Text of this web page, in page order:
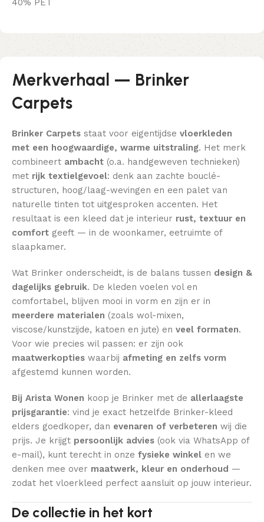
40% PET
Merkverhaal — Brinker
Carpets
Brinker Carpets staat voor eigentijdse vloerkleden
met een hoogwaardige, warme uitstraling. Het merk
combineert ambacht (o.a. handgeweven technieken)
met rijk textielgevoel: denk aan zachte bouclé-
structuren, hoog/laag-wevingen en een palet van
naturelle tinten tot uitgesproken accenten. Het
resultaat is een kleed dat je interieur rust, textuur en
comfort geeft — in de woonkamer, eetruimte of
slaapkamer.
Wat Brinker onderscheidt, is de balans tussen design &
dagelijks gebruik. De kleden voelen vol en
comfortabel, blijven mooi in vorm en zijn er in
meerdere materialen (zoals wol-mixen,
viscose/kunstzijde, katoen en jute) en veel formaten.
Voor wie precies wil passen: er zijn ook
maatwerkopties waarbij afmeting en zelfs vorm
afgestemd kunnen worden.
Bij Arista Wonen koop je Brinker met de allerlaagste
prijsgarantie: vind je exact hetzelfde Brinker-kleed
elders goedkoper, dan evenaren of verbeteren wij die
prijs. Je krijgt persoonlijk advies (ook via WhatsApp of
e-mail), kunt terecht in onze fysieke winkel en we
denken mee over maatwerk, kleur en onderhoud —
zodat het vloerkleed perfect aansluit op jouw interieur.
De collectie in het kort